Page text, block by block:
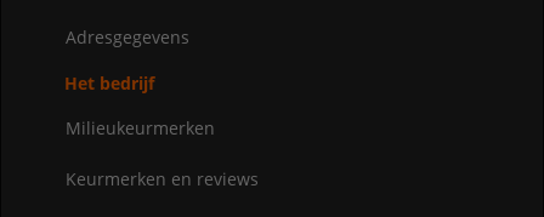
Adresgegevens
Het bedrijf
Milieukeurmerken
Keurmerken en reviews